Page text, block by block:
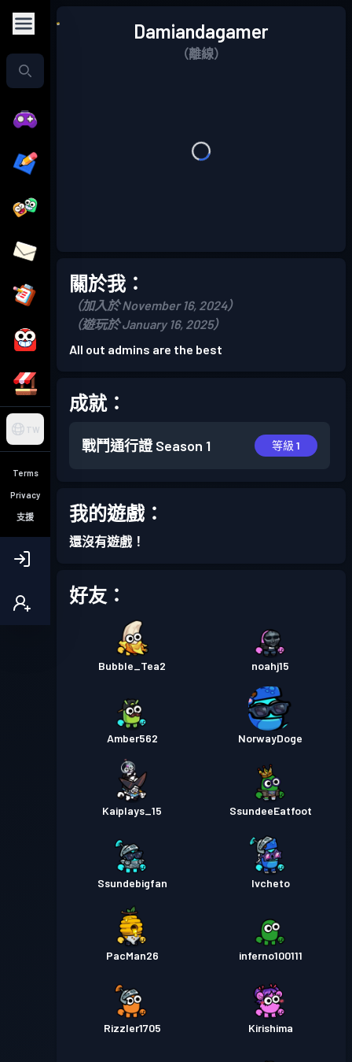
TW
Terms
Privacy
支援
Damiandagamer
（離線）
關於我：
（加入於 November 16, 2024）
（遊玩於 January 16, 2025）
All out admins are the best
成就：
戰鬥通行證 Season 1 等級 1
我的遊戲：
還沒有遊戲！
好友：
Bubble_Tea2 noahj15
Amber562 NorwayDoge
Kaiplays_15 SsundeeEatfoot
Ssundebigfan Ivcheto
PacMan26 inferno100111
Rizzler1705 Kirishima